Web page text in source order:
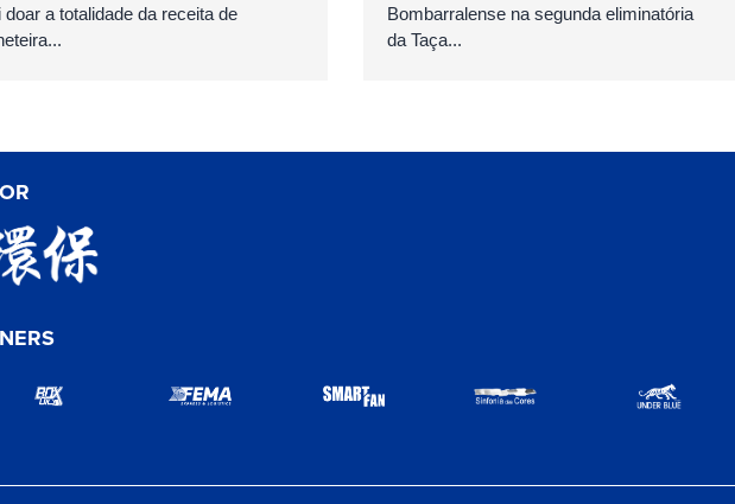
doar a totalidade da receita de
Bombarralense na segunda eliminatória
da Taça...